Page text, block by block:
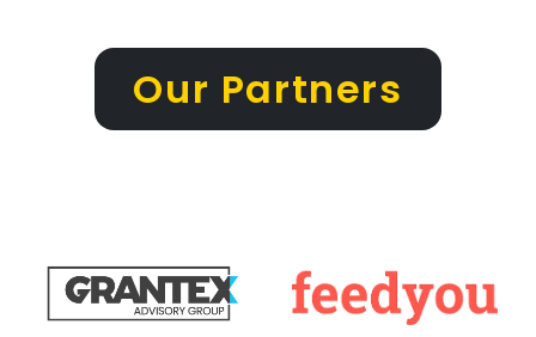
Our Partners